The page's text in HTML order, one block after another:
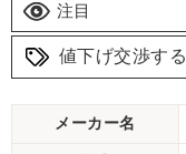
注目
値下げ交渉する
メーカー名